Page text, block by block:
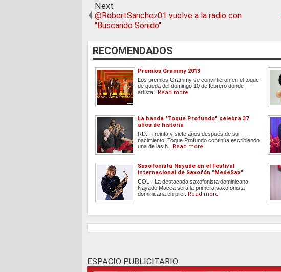
Next
@RobertSanchez01 vuelve a la radio con
"Buscando Sonido"
RECOMENDADOS
Premios Grammy 2013
Los premios Grammy se convirtieron en el toque
de queda del domingo 10 de febrero donde
artista... Read more
La banda "Toque Profundo" celebra 37
años de historia
RD.- Treinta y siete años después de su
nacimiento, Toque Profundo continúa escribiendo
una de las h... Read more
Saxofonista Nayade en el Festival
Internacional de Saxofón "MedeSax"
COL.- La destacada saxofonista dominicana
Nayade Macea será la primera saxofonista
dominicana en pre... Read more
ESPACIO PUBLICITARIO